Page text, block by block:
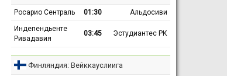
Росарио Сентраль 01:30
Альдосиви
Индепендьенте
Ривадавия
03:45 Эстудиантес РК
Финляндия: Вейккауслиига